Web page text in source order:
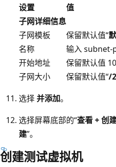
设置
值
子网详细信息
子网模板
保留默认值“
名称
输入 subnet-
开始地址
保留默认值
子网大小
保留默认值“/
选择并添加。
选择屏幕底部的“查看 + 创
建”。
创建测试虚拟机